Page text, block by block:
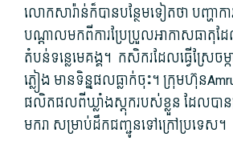
លោក​សារ៉ា​ន់​ក៏បាន​បន្ថែម​ទៀត​ថា បញ្ហា​កា
បណ្តាល​មក​ពី​ការប្រែប្រួល​អាកាសធាតុ​ដ
តំបន់​ទន្លេមេគង្គ។ កសិករ​ដែល​ធ្វើស្រែ​ចម្
ភ្លៀង មាន​ទិន្នផល​ធ្លាក់ចុះ។ ក្រុមហ៊ុន
ផលិតផល​ពី​ឃ្លាំង​ស្តុក​របស់​ខ្លួន ដែល​បា
មករា សម្រាប់​ដឹកជញ្ជូន​ទៅក្រៅ​ប្រទេស។